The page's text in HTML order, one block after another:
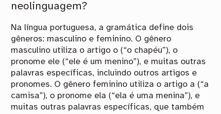
neolinguagem?
Na língua portuguesa, a gramática define dois
gêneros: masculino e feminino. O gênero
masculino utiliza o artigo o (“o chapéu”), o
pronome ele (“ele é um menino”), e muitas outras
palavras específicas, incluindo outros artigos e
pronomes. O gênero feminino utiliza o artigo a (“a
camisa”), o pronome ela (“ela é uma menina”), e
muitas outras palavras específicas, que também